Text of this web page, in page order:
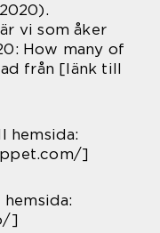
vi som åker
How many of
från [länk till
hemsida:
]
]